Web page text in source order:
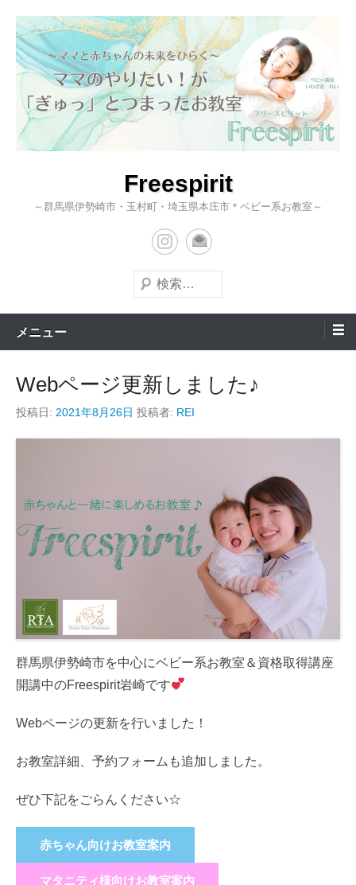
Freespirit
～群馬県伊勢崎市・玉村町・埼玉県本庄市＊ベビー系お教室～
検
索
メニュー
Webページ更新しました♪
投稿日: 2021年8月26日 投稿者: REI
群馬県伊勢崎市を中心にベビー系お教室＆資格取得講座
開講中のFreespirit岩崎です
Webページの更新を行いました！
お教室詳細、予約フォームも追加しました。
ぜひ下記をごらんください☆
赤ちゃん向けお教室案内
マタニティ様向けお教室案内